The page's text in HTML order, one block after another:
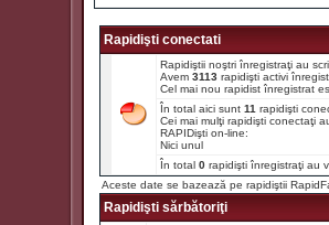
Rapidişti conectati
Rapidiştii noştri înregistraţi au
Avem 3113 rapidişti activi
Cel mai nou rapidist înregistrat
În total aici sunt 11 rapidişti
Cei mai mulţi rapidişti conectaţi
RAPIDişti on-line:
Nici unul
În total 0 rapidişti înregistraţi au
Aceste date se bazează pe rapidiştii
Rapidişti sărbătoriţi